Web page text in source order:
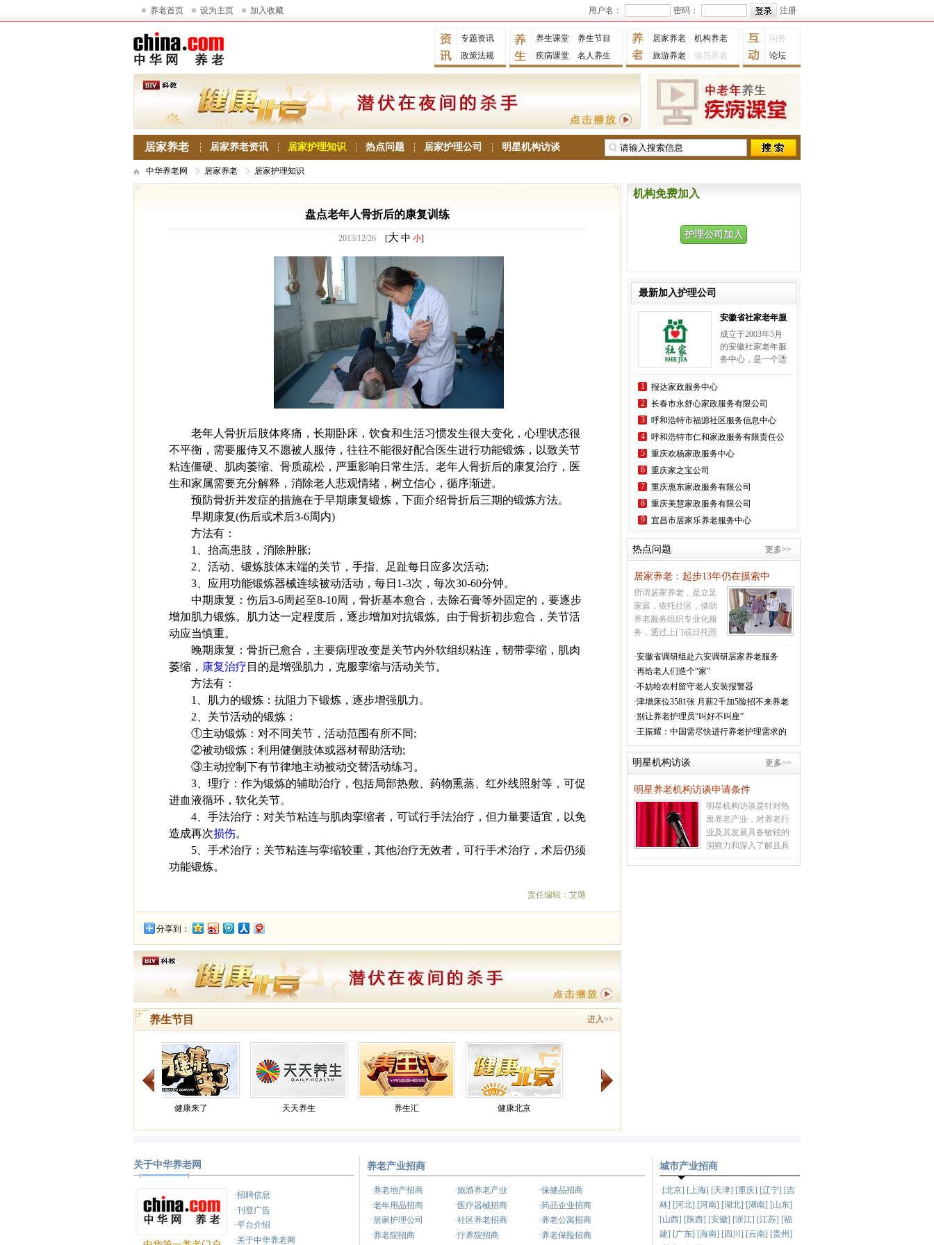
养老首页 设为主页 加入收藏 用户名： 密码： 注册
专题资讯
政策法规
养生课堂
养生节目
疾病课堂
名人养生
居家养老
机构养老
旅游养老
候鸟养老
问答
论坛
居家养老 居家养老资讯 居家护理知识 热点问题 居家护理公司 明星机构访谈
中华养老网 居家养老 居家护理知识
盘点老年人骨折后的康复训练
2013/12/26 [大 中 小]
老年人骨折后肢体疼痛，长期卧床，饮食和生活习惯发生很大变化，心理状态很
不平衡，需要服侍又不愿被人服侍，往往不能很好配合医生进行功能锻炼，以致关节
粘连僵硬、肌肉萎缩、骨质疏松，严重影响日常生活。老年人骨折后的康复治疗，医
生和家属需要充分解释，消除老人悲观情绪，树立信心，循序渐进。
预防骨折并发症的措施在于早期康复锻炼，下面介绍骨折后三期的锻炼方法。
早期康复(伤后或术后3-6周内)
方法有：
1、抬高患肢，消除肿胀;
2、活动、锻炼肢体末端的关节，手指、足趾每日应多次活动;
3、应用功能锻炼器械连续被动活动，每日1-3次，每次30-60分钟。
中期康复：伤后3-6周起至8-10周，骨折基本愈合，去除石膏等外固定的，要逐步
增加肌力锻炼。肌力达一定程度后，逐步增加对抗锻炼。由于骨折初步愈合，关节活
动应当慎重。
晚期康复：骨折已愈合，主要病理改变是关节内外软组织粘连，韧带挛缩，肌肉
萎缩， 康复治疗 目的是增强肌力，克服挛缩与活动关节。
方法有：
1、肌力的锻炼：抗阻力下锻炼，逐步增强肌力。
2、关节活动的锻炼：
①主动锻炼：对不同关节，活动范围有所不同;
②被动锻炼：利用健侧肢体或器材帮助活动;
③主动控制下有节律地主动被动交替活动练习。
3、理疗：作为锻炼的辅助治疗，包括局部热敷、药物熏蒸、红外线照射等，可促
进血液循环，软化关节。
4、手法治疗：对关节粘连与肌肉挛缩者，可试行手法治疗，但力量要适宜，以免
造成再次损伤。
5、手术治疗：关节粘连与挛缩较重，其他治疗无效者，可行手术治疗，术后仍须
功能锻炼。
责任编辑：艾璐
分享到：
养生节目 进入>>
天天养生 养生汇 健康北京 健康之路
健康来了
机构免费加入
护理公司加入
最新加入护理公司
安徽省社家老年服
务中心
成立于2003年5月
的安徽社家老年服
务中心，是一个适
责任的专业助老养
老机构。现已成为
安徽最大的以专业
服务为重点的社会
极面向全国构建联
的专业助老养老网
络服务体系。
1
报达家政服务中心
2
长春市永舒心家政服务有限公司
3
呼和浩特市福源社区服务信息中心
4
呼和浩特市仁和家政服务有限责任公
5
重庆欢杨家政服务中心
6
重庆家之宝公司
7
重庆惠东家政服务有限公司
8
重庆美慧家政服务有限公司
9
宜昌市居家乐养老服务中心
热点问题 更多>>
居家养老：起步13年仍在摸索中
所谓居家养老，是立足
家庭，依托社区，借助
养老服务组织专业化服
务，通过上门或日托照
以助餐、助洁、助急、
助浴、助行、助医等“六
助”为主要内容的社区居
家养老服务。[详情]
·安徽省调研组赴六安调研居家养老服务
·再给老人们造个“家”
·不妨给农村留守老人安装报警器
·津增床位3581张 月薪2千加5险招不来养老
护理员
·别让养老护理员“叫好不叫座”
·王振耀：中国需尽快进行养老护理需求的
普查及评定
明星机构访谈 更多>>
明星养老机构访谈申请条件
明星机构访谈是针对热
衷养老产业，对养老行
业及其发展具备敏锐的
洞察力和深入了解且具
关于中华养老网
·招聘信息
·刊登广告
·平台介绍
·关于中华养老网
养老产业招商
·养老地产招商 ·旅游养老产业
·保健品招商
·老年用品招商
·医疗器械招商
·药品企业招商
·居家护理公司
·社区养老招商
·养老公寓招商
·养老院招商
·疗养院招商 ·养老保险招商
城市产业招商
·[北京] [上海] [天津] [重庆] [辽宁] [吉
林] [河北] [河南] [湖北] [湖南] [山东]
[山西] [陕西] [安徽] [浙江] [江苏] [福
建] [广东] [海南] [四川] [云南] [贵州]